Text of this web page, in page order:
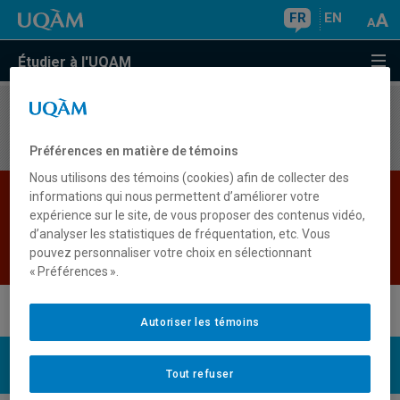
FR EN
Étudier à l'UQAM
Aucun résultat
Les bases de données institutionnelles sont
indisponibles pour le moment. Veuillez
réessayer plus tard.
Retour
UQAM
Préférences en matière de témoins
Nous utilisons des témoins (cookies) afin de collecter des
informations qui nous permettent d’améliorer votre
expérience sur le site, de vous proposer des contenus vidéo,
d’analyser les statistiques de fréquentation, etc. Vous
pouvez personnaliser votre choix en sélectionnant
« Préférences ».
Tout refuser
Autoriser les témoins